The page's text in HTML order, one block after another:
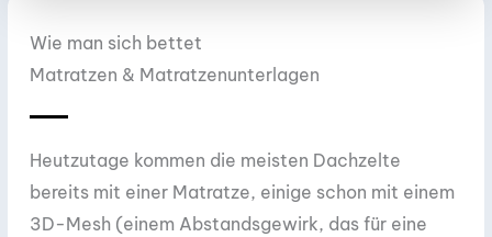
Wie man sich bettet
Matratzen & Matratzenunterlagen
Heutzutage kommen die meisten Dachzelte
bereits mit einer Matratze, einige schon mit einem
3D-Mesh (einem Abstandsgewirk, das für eine